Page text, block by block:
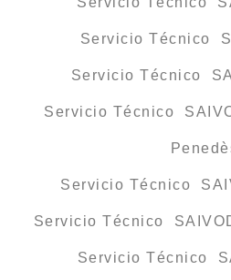
Servicio Técnico
Servicio Técnico
Servicio Técnico
Servicio Técnico
Servicio Técnico
Servicio Técnico